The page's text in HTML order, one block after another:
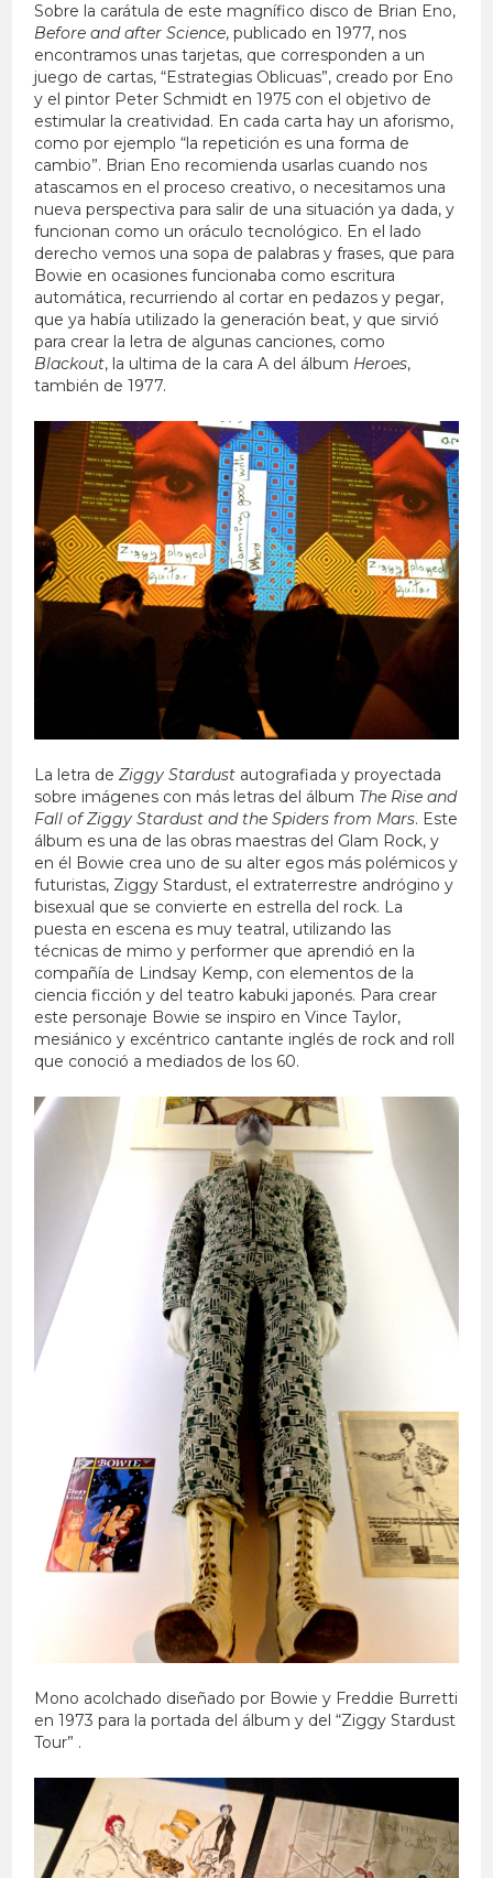
Sobre la carátula de este magnífico disco de Brian Eno,
Before and after Science, publicado en 1977, nos
encontramos unas tarjetas, que corresponden a un
juego de cartas, “Estrategias Oblicuas”, creado por Eno
y el pintor Peter Schmidt en 1975 con el objetivo de
estimular la creatividad. En cada carta hay un aforismo,
como por ejemplo “la repetición es una forma de
cambio”. Brian Eno recomienda usarlas cuando nos
atascamos en el proceso creativo, o necesitamos una
nueva perspectiva para salir de una situación ya dada, y
funcionan como un oráculo tecnológico. En el lado
derecho vemos una sopa de palabras y frases, que para
Bowie en ocasiones funcionaba como escritura
automática, recurriendo al cortar en pedazos y pegar,
que ya había utilizado la generación beat, y que sirvió
para crear la letra de algunas canciones, como
Blackout, la ultima de la cara A del álbum Heroes,
también de 1977.
La letra deZiggy Stardust autografiada y proyectada
sobre imágenes con más letras del álbum The Rise and
Fall of Ziggy Stardust and the Spiders from Mars. Este
álbum es una de las obras maestras del Glam Rock, y
en él Bowie crea uno de su alter egos más polémicos y
futuristas, Ziggy Stardust, el extraterrestre andrógino y
bisexual que se convierte en estrella del rock. La
puesta en escena es muy teatral, utilizando las
técnicas de mimo y performer que aprendió en la
compañía de Lindsay Kemp, con elementos de la
ciencia ficción y del teatro kabuki japonés. Para crear
este personaje Bowie se inspiro en Vince Taylor,
mesiánico y excéntrico cantante inglés de rock and roll
que conoció a mediados de los 60.
Mono acolchado diseñado por Bowie y Freddie Burretti
en 1973 para la portada del álbum y del “Ziggy Stardust
Tour” .